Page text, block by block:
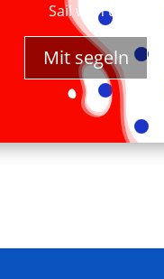
Sail with us
Mit segeln